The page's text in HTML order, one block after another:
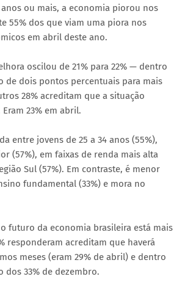
ou mais, a economia piorou nos
55% dos que viam uma piora nos
em abril deste ano.
oscilou de 21% para 22% — dentro
de dois pontos percentuais para mais
28% acreditam que a situação
23% em abril.
entre jovens de 25 a 34 anos (55%),
(57%), em faixas de renda mais alta
Sul (57%). Em contraste, é menor
fundamental (33%) e mora no
futuro da economia brasileira está mais
responderam acreditam que haverá
meses (eram 29% de abril) e dentro
dos 33% de dezembro.